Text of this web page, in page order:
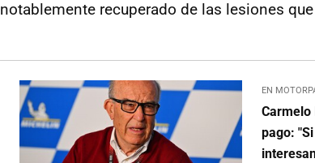
notablemente recuperado de las lesiones
EN
Carmelo
pago: